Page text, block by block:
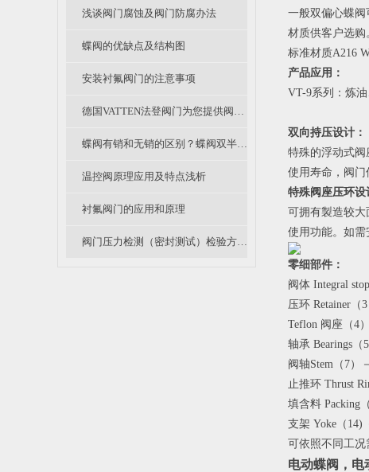
浅谈阀门腐蚀及阀门防腐办法
蝶阀的优缺点及结构图
安装衬氟阀门的注意事项
德国VATTEN法登阀门为您提供阀门采购时的注意事项
蝶阀有销和无销的区别？蝶阀双半轴和通轴的区别？
温控阀原理应用及特点浅析
衬氟阀门的应用和原理
阀门压力检测（密封测试）检验方法（B篇）
一般双偏心蝶阀
材质供客户选购
标准材质A216
产品应用：
VT-9系列：炼
双向持压设计：
特殊的浮动式
使用寿命，阀门
特殊阀座压环设
可拥有製造较
使用功能。如需
零细部件：
阀体 Integral
压环 Retainer
Teflon 阀座（4
轴承 Bearings（
阀轴Stem（7）
止推环 Thrust
填含料 Packing
支架 Yoke（14)
可依照不同工
电动蝶阀， 电